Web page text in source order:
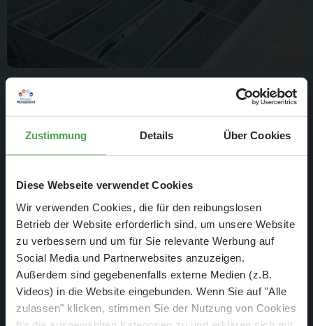
Zustimmung Details Über Cookies
Diese Webseite verwendet Cookies
Wir verwenden Cookies, die für den reibungslosen
Betrieb der Website erforderlich sind, um unsere Website
zu verbessern und um für Sie relevante Werbung auf
Social Media und Partnerwebsites anzuzeigen.
Außerdem sind gegebenenfalls externe Medien (z.B.
Videos) in die Website eingebunden. Wenn Sie auf "Alle
zulassen" klicken, stimmen Sie der Nutzung von Cookies
wenig ansehnlichen Betriebsgebäude ersetzt.